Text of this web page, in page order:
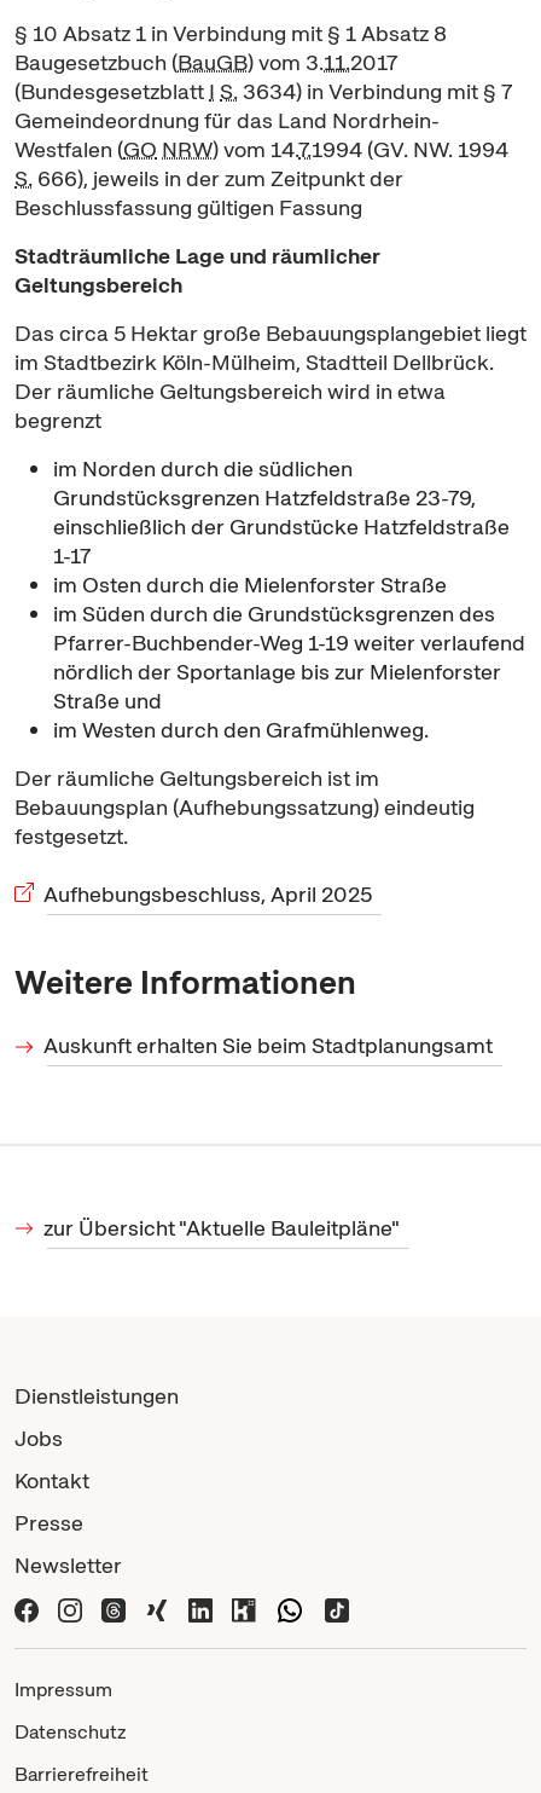
§ 10 Absatz 1 in Verbindung mit § 1 Absatz 8
Baugesetzbuch (BauGB) vom 3.11.2017
(Bundesgesetzblatt I S. 3634) in Verbindung mit § 7
Gemeindeordnung für das Land Nordrhein-
Westfalen (GO NRW) vom 14.7.1994 (GV. NW. 1994
S. 666), jeweils in der zum Zeitpunkt der
Beschlussfassung gültigen Fassung
Stadträumliche Lage und räumlicher
Geltungsbereich
Das circa 5 Hektar große Bebauungsplangebiet liegt
im Stadtbezirk Köln-Mülheim, Stadtteil Dellbrück.
Der räumliche Geltungsbereich wird in etwa
begrenzt
im Norden durch die südlichen
Grundstücksgrenzen Hatzfeldstraße 23-79,
einschließlich der Grundstücke Hatzfeldstraße
1-17
im Osten durch die Mielenforster Straße
im Süden durch die Grundstücksgrenzen des
Pfarrer-Buchbender-Weg 1-19 weiter verlaufend
nördlich der Sportanlage bis zur Mielenforster
Straße und
im Westen durch den Grafmühlenweg.
Der räumliche Geltungsbereich ist im
Bebauungsplan (Aufhebungssatzung) eindeutig
festgesetzt.
Aufhebungsbeschluss, April 2025
Weitere Informationen
Auskunft erhalten Sie beim Stadtplanungsamt
zur Übersicht "Aktuelle Bauleitpläne"
Dienstleistungen
Jobs
Kontakt
Presse
Newsletter
Impressum
Datenschutz
Barrierefreiheit